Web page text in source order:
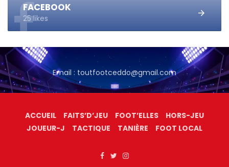
FACEBOOK
25 likes
Email : toutfootceddo@gmail.com
ACCUEIL FAITS’D’JEU FOOT’ELLES
HORS-JEU
JOUEUR-J
TACTIQUE TANIÈRE FOOT LOCAL